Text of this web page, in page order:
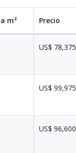
m² Precio
US$ 78,375
US$ 99,975
US$ 96,600